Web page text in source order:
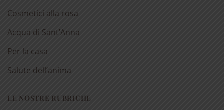
Cosmetici alla rosa
Acqua di Sant’Anna
Per la casa
Salute dell’anima
LE NOSTRE RUBRICHE